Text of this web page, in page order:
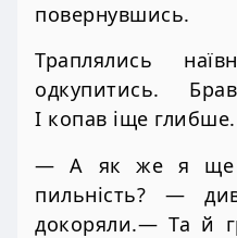
повернувшись.
Траплялись
одкупитись.
І копав іще глибше.
— А як же я ще
пильність? —
докоряли.— Та й